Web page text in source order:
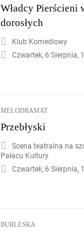
Władcy Pierścieni
dorosłych
Klub Komediowy
Czwartek, 6 Sierpnia,
MELODRAMAT
Przebłyski
Scena teatralna na
Pałacu Kultury
Czwartek, 6 Sierpnia,
BURLESKA